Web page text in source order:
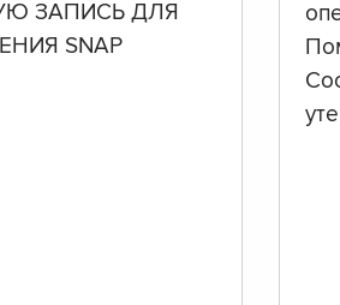
ЗАПИСЬ ДЛЯ
SNAP